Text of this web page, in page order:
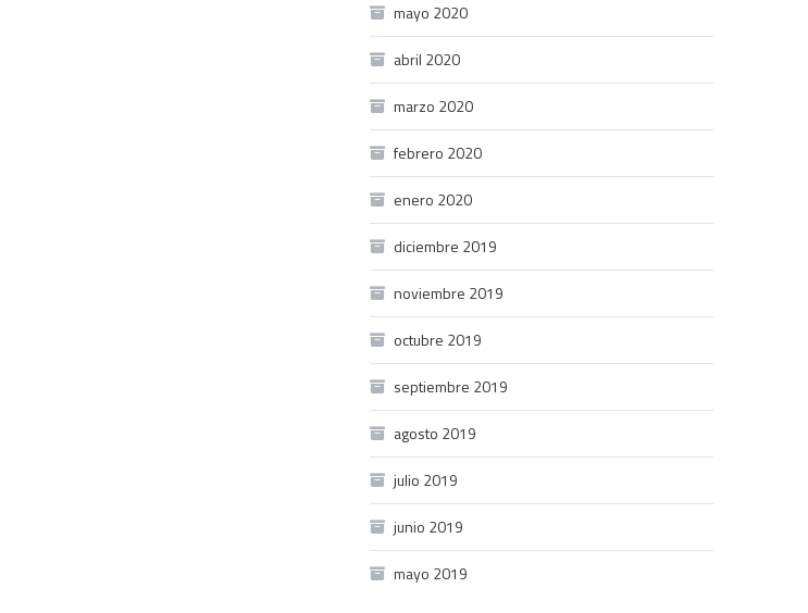
mayo 2020
abril 2020
marzo 2020
febrero 2020
enero 2020
diciembre 2019
noviembre 2019
octubre 2019
septiembre 2019
agosto 2019
julio 2019
junio 2019
mayo 2019